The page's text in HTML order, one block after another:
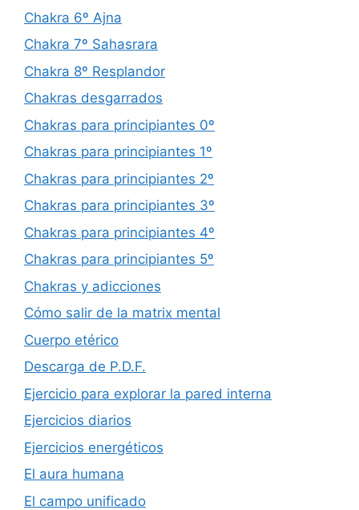
Chakra 6º Ajna
Chakra 7º Sahasrara
Chakra 8º Resplandor
Chakras desgarrados
Chakras para principiantes 0º
Chakras para principiantes 1º
Chakras para principiantes 2º
Chakras para principiantes 3º
Chakras para principiantes 4º
Chakras para principiantes 5º
Chakras y adicciones
Cómo salir de la matrix mental
Cuerpo etérico
Descarga de P.D.F.
Ejercicio para explorar la pared interna
Ejercicios diarios
Ejercicios energéticos
El aura humana
El campo unificado